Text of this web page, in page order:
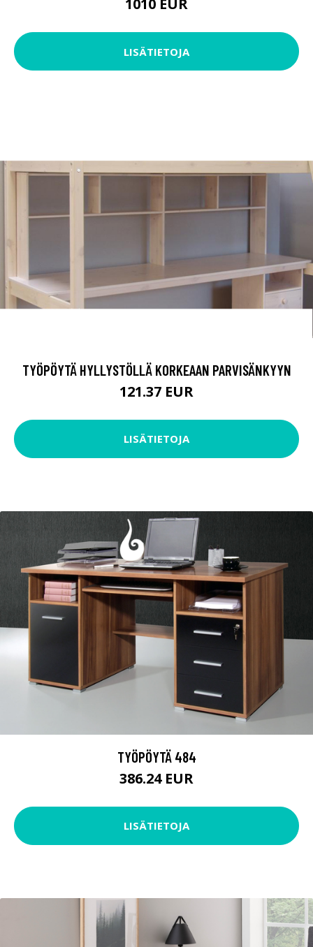
1010 EUR
LISÄTIETOJA
TYÖPÖYTÄ HYLLYSTÖLLÄ KORKEAAN PARVISÄNKYYN
121.37 EUR
LISÄTIETOJA
TYÖPÖYTÄ 484
386.24 EUR
LISÄTIETOJA